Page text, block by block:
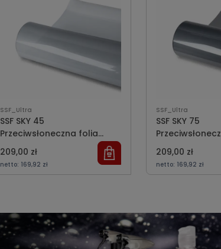
SSF_Ultra
SSF SKY 45
Przeciwsłoneczna folia
ochronna | 152cm
209,00 zł
netto: 169,92 zł
SSF_Ultra
SSF SKY 75
ochronna |
209,00 zł
netto: 169,92 zł